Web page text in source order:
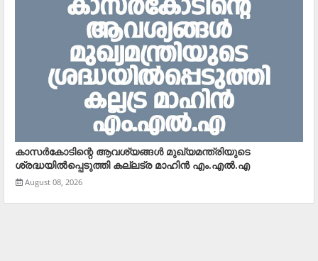
കാസര്‍കോടിന്റെ ആവശ്യങ്ങള്‍ മുഖ്യമന്ത്രിയുടെ
ശ്രദ്ധയില്‍പ്പെടുത്തി കല്ലട്ര മാഹിന്‍ എം.എല്‍.എ
August 08, 2026